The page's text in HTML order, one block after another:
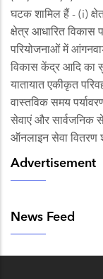
घटक शामिल हैं - (i)
क्षेत्र आधारित
परियोजनाओं में
विकास केंद्र आदि का
यातायात एकीकृत
वास्तविक समय
सेवाएं और सार्वजनिक
ऑनलाइन सेवा वितरण
Advertisement
News Feed